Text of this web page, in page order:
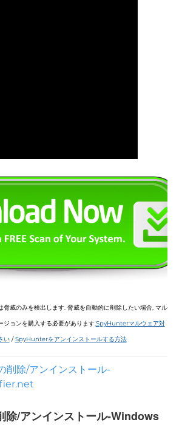
脅威のみを検出します. 脅威を自動的に削除したい場合, マル
ジョンを購入する必要があります.SpyHunterマルウェア対
い/SpyHunterをアンインストールする方法
削除/アンインストール-
除/アンインストール-Windows